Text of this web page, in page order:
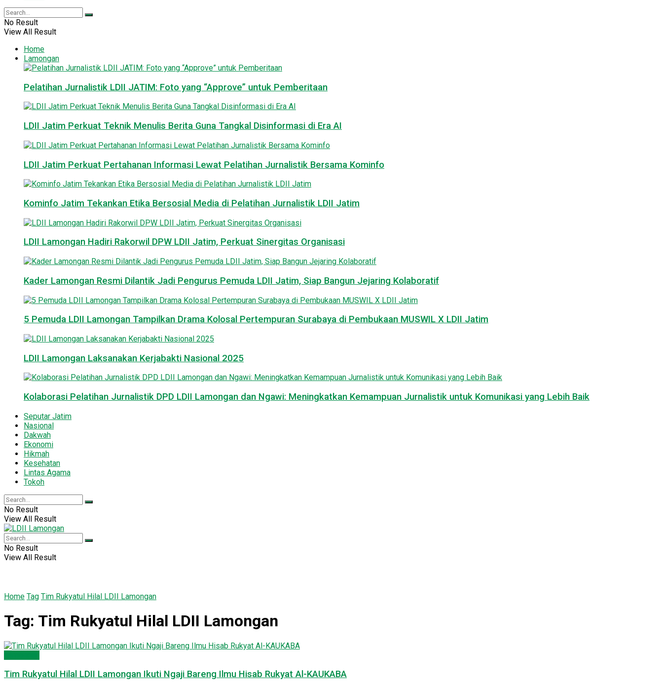
No Result
View All Result
Home
Lamongan
Pelatihan Jurnalistik LDII JATIM: Foto yang “Approve” untuk Pemberitaan
LDII Jatim Perkuat Teknik Menulis Berita Guna Tangkal Disinformasi di Era AI
LDII Jatim Perkuat Pertahanan Informasi Lewat Pelatihan Jurnalistik Bersama Kominfo
Kominfo Jatim Tekankan Etika Bersosial Media di Pelatihan Jurnalistik LDII Jatim
LDII Lamongan Hadiri Rakorwil DPW LDII Jatim, Perkuat Sinergitas Organisasi
Kader Lamongan Resmi Dilantik Jadi Pengurus Pemuda LDII Jatim, Siap Bangun Jejaring Kolaboratif
5 Pemuda LDII Lamongan Tampilkan Drama Kolosal Pertempuran Surabaya di Pembukaan MUSWIL X LDII Jatim
LDII Lamongan Laksanakan Kerjabakti Nasional 2025
Kolaborasi Pelatihan Jurnalistik DPD LDII Lamongan dan Ngawi: Meningkatkan Kemampuan Jurnalistik untuk Komunikasi yang Lebih Baik
Seputar Jatim
Nasional
Dakwah
Ekonomi
Hikmah
Kesehatan
Lintas Agama
Tokoh
No Result
View All Result
No Result
View All Result
Home Tag Tim Rukyatul Hilal LDII Lamongan
Tag: Tim Rukyatul Hilal LDII Lamongan
Tim Rukyatul Hilal LDII Lamongan Ikuti Ngaji Bareng Ilmu Hisab Rukyat Al-KAUKABA